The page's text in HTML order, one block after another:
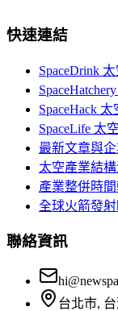
快速連結
SpaceDrink
SpaceHack
SpaceLife 太
最新文章與
太空產業結
產業整併時
全球火箭發
聯絡資訊
台北市,